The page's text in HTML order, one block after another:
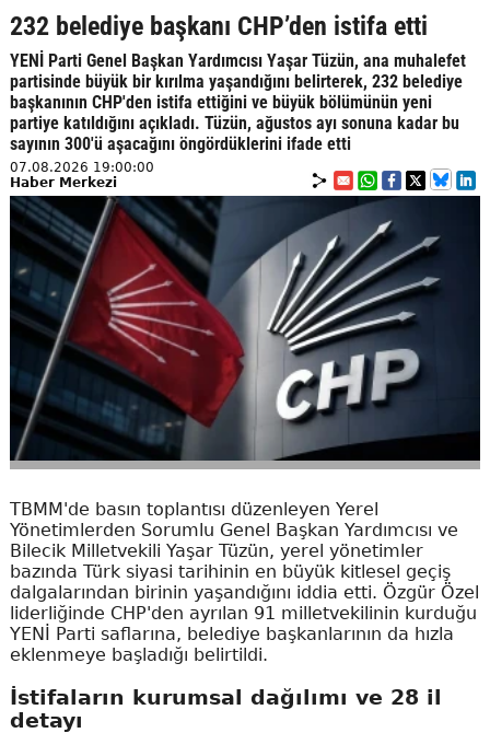
232 belediye başkanı CHP’den istifa etti
YENİ Parti Genel Başkan Yardımcısı Yaşar Tüzün, ana muhalefet
partisinde büyük bir kırılma yaşandığını belirterek, 232 belediye
başkanının CHP'den istifa ettiğini ve büyük bölümünün yeni
partiye katıldığını açıkladı. Tüzün, ağustos ayı sonuna kadar bu
sayının 300'ü aşacağını öngördüklerini ifade etti
07.08.2026 19:00:00
Haber Merkezi
TBMM'de basın toplantısı düzenleyen Yerel
Yönetimlerden Sorumlu Genel Başkan Yardımcısı ve
Bilecik Milletvekili Yaşar Tüzün, yerel yönetimler
bazında Türk siyasi tarihinin en büyük kitlesel geçiş
dalgalarından birinin yaşandığını iddia etti. Özgür Özel
liderliğinde CHP'den ayrılan 91 milletvekilinin kurduğu
YENİ Parti saflarına, belediye başkanlarının da hızla
eklenmeye başladığı belirtildi.
İstifaların kurumsal dağılımı ve 28 il
detayı